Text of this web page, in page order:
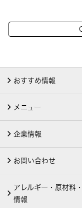
おすすめ情報
メニュー
企業情報
お問い合わせ
アレルギー・原材料
情報